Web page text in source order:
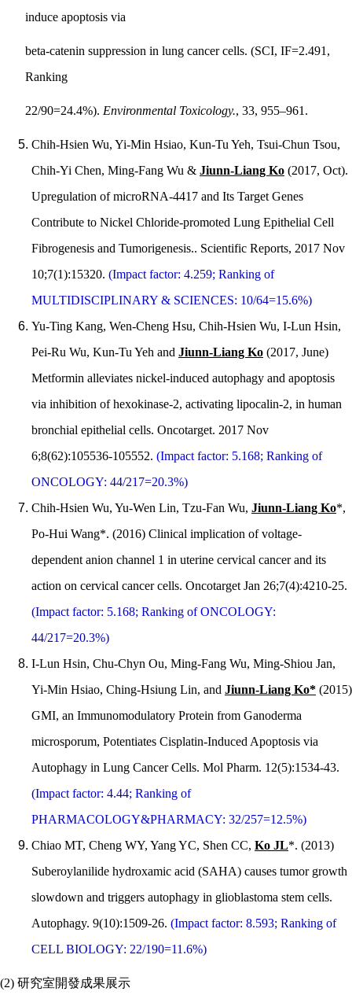
induce apoptosis via
beta-catenin suppression in lung cancer cells. (SCI, IF=2.491,
Ranking
22/90=24.4%). Environmental Toxicology., 33, 955–961.
Chih-Hsien Wu, Yi-Min Hsiao, Kun-Tu Yeh, Tsui-Chun Tsou,
Chih-Yi Chen, Ming-Fang Wu & Jiunn-Liang Ko (2017, Oct).
Upregulation of microRNA-4417 and Its Target Genes
Contribute to Nickel Chloride-promoted Lung Epithelial Cell
Fibrogenesis and Tumorigenesis.. Scientific Reports, 2017 Nov
10;7(1):15320. (Impact factor: 4.259; Ranking of
MULTIDISCIPLINARY & SCIENCES: 10/64=15.6%)
Yu-Ting Kang, Wen-Cheng Hsu, Chih-Hsien Wu, I-Lun Hsin,
Pei-Ru Wu, Kun-Tu Yeh and Jiunn-Liang Ko (2017, June)
Metformin alleviates nickel-induced autophagy and apoptosis
via inhibition of hexokinase-2, activating lipocalin-2, in human
bronchial epithelial cells. Oncotarget. 2017 Nov
6;8(62):105536-105552. (Impact factor: 5.168; Ranking of
ONCOLOGY: 44/217=20.3%)
Chih-Hsien Wu, Yu-Wen Lin, Tzu-Fan Wu, Jiunn-Liang Ko*,
Po-Hui Wang*. (2016) Clinical implication of voltage-
dependent anion channel 1 in uterine cervical cancer and its
action on cervical cancer cells. Oncotarget Jan 26;7(4):4210-25.
(Impact factor: 5.168; Ranking of ONCOLOGY:
44/217=20.3%)
I-Lun Hsin, Chu-Chyn Ou, Ming-Fang Wu, Ming-Shiou Jan,
Yi-Min Hsiao, Ching-Hsiung Lin, and Jiunn-Liang Ko* (2015)
GMI, an Immunomodulatory Protein from Ganoderma
microsporum, Potentiates Cisplatin-Induced Apoptosis via
Autophagy in Lung Cancer Cells. Mol Pharm. 12(5):1534-43.
(Impact factor: 4.44; Ranking of
PHARMACOLOGY&PHARMACY: 32/257=12.5%)
Chiao MT, Cheng WY, Yang YC, Shen CC, Ko JL*. (2013)
Suberoylanilide hydroxamic acid (SAHA) causes tumor growth
slowdown and triggers autophagy in glioblastoma stem cells.
Autophagy. 9(10):1509-26. (Impact factor: 8.593; Ranking of
CELL BIOLOGY: 22/190=11.6%)
(2) 研究室開發成果展示